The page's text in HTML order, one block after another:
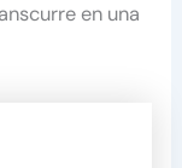
en una